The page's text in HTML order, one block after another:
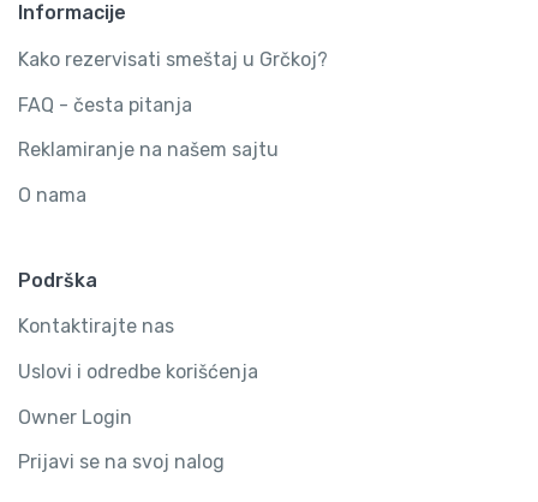
Informacije
Kako rezervisati smeštaj u Grčkoj?
FAQ - česta pitanja
Reklamiranje na našem sajtu
O nama
Podrška
Kontaktirajte nas
Uslovi i odredbe korišćenja
Owner Login
Prijavi se na svoj nalog